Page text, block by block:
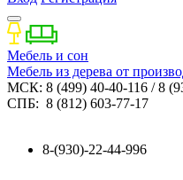
Мебель и сон
Мебель из дерева от
МСК: 8 (499) 40-40-116 / 8
СПБ: 8 (812) 603-77-17
8-(930)-22-44-996